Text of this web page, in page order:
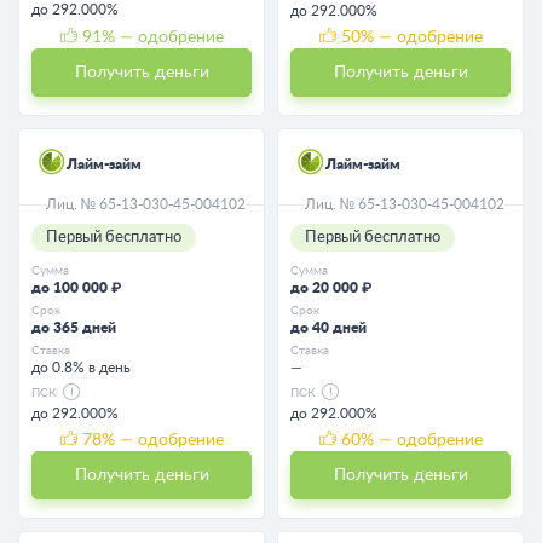
до 292.000%
91 % — одобрение
Получить деньги
до 292.000%
50% — одобрение
Получить деньги
Лайм-займ
Лиц. № 65-13-030-45-004102
Первый бесплатно
Сумма
до 100 000 ₽
Срок
до 365 дней
Ставка
до 0.8% в день
ПСК
до 292.000%
78% — одобрение
Получить деньги
Лайм-займ
Лиц. № 65-13-030-45-004102
Первый бесплатно
Сумма
до 20 000 ₽
Срок
до 40 дней
Ставка
—
ПСК
до 292.000%
60% — одобрение
Получить деньги